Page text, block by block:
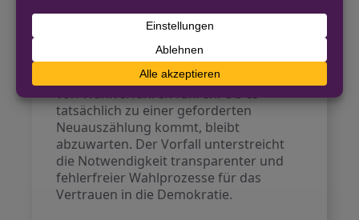
Marc Buchholz bleibt nach der
Korrektur Oberbürgermeister von
Mülheim an der Ruhr. Die Wahlpanne
dürfte jedoch noch zu weiteren
Diskussionen über die Verbesserung
von Wahlverfahren führen. Ob es
tatsächlich zu einer geforderten
Neuauszählung kommt, bleibt
abzuwarten. Der Vorfall unterstreicht
die Notwendigkeit transparenter und
fehlerfreier Wahlprozesse für das
Vertrauen in die Demokratie.